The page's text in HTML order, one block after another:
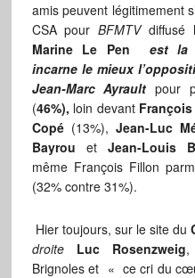
amis peuvent légitimement
CSA pour BFMTVdiffusé
Marine Le Pen est la
incarne le mieux
Jean-Marc Ayrault pour
(46%), loin devant
Copé(13%), Jean-Luc
Bayrou et Jean-Louis
même François Fillon
(32% contre 31%).
Hier toujours, sur le site du
droite
Luc Rosenzweig,
Brignoles et « ce cri du